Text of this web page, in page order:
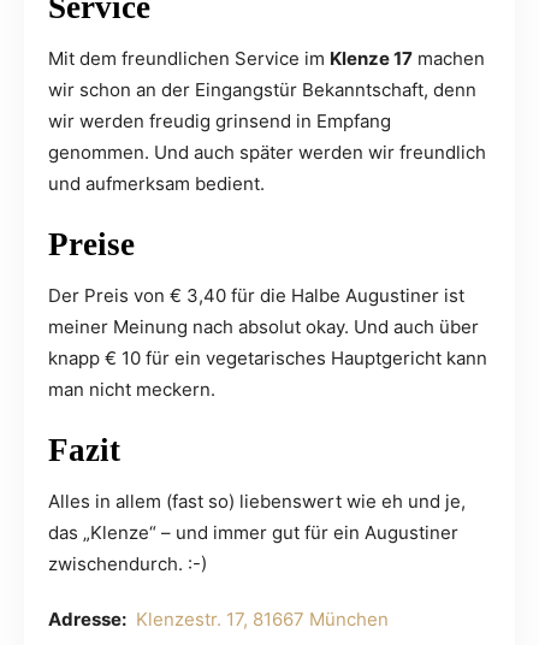
Mit dem freundlichen Service im Klenze 17 machen
wir schon an der Eingangstür Bekanntschaft, denn
wir werden freudig grinsend in Empfang
genommen. Und auch später werden wir freundlich
und aufmerksam bedient.
Preise
Der Preis von € 3,40 für die Halbe Augustiner ist
meiner Meinung nach absolut okay. Und auch über
knapp € 10 für ein vegetarisches Hauptgericht kann
man nicht meckern.
Fazit
Alles in allem (fast so) liebenswert wie eh und je,
das „Klenze“ – und immer gut für ein Augustiner
zwischendurch. :-)
Adresse: Klenzestr. 17, 81667 München